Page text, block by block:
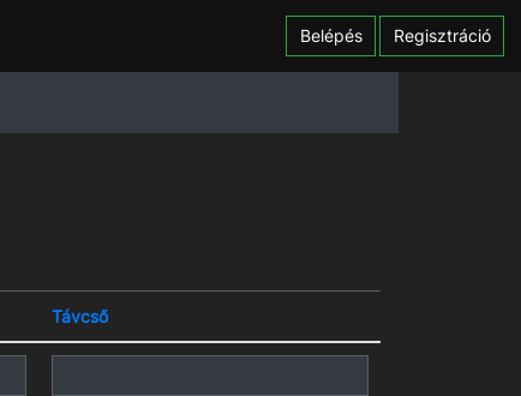
Belépés Regisztráció
Távcső